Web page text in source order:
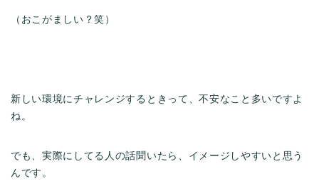
（おこがましい？笑）
新しい環境にチャレンジするときって、不安なこと多いですよ
ね。
でも、実際にしてる人の話聞いたら、イメージしやすいと思う
んです。